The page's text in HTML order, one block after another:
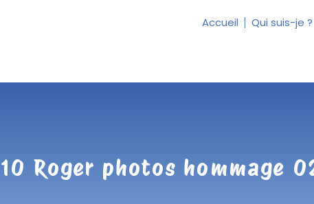
Accueil Qui suis-je ?
Roger photos hommage